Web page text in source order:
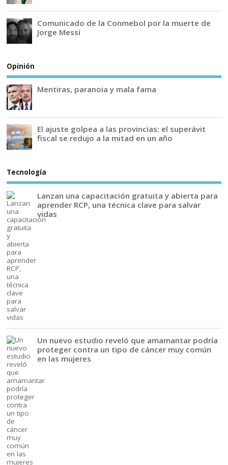
Comunicado de la Conmebol por la muerte de
Jorge Messi
Opinión
Mentiras, paranoia y mala fama
El ajuste golpea a las provincias: el superávit
fiscal se redujo a la mitad en un año
Tecnología
Lanzan una capacitación gratuita y abierta para
aprender RCP, una técnica clave para salvar
vidas
Un nuevo estudio reveló que amamantar podría
proteger contra un tipo de cáncer muy común
en las mujeres